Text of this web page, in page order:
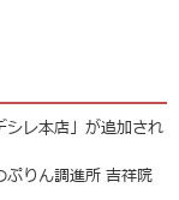
シレ本店」が追加され
ぷりん調進所 吉祥院